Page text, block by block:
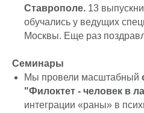
Ставрополе. 13
обучались у ведущих
Москвы. Еще раз
Семинары
Мы провели масштабный
"Филоктет - человек в
интеграции «раны» в